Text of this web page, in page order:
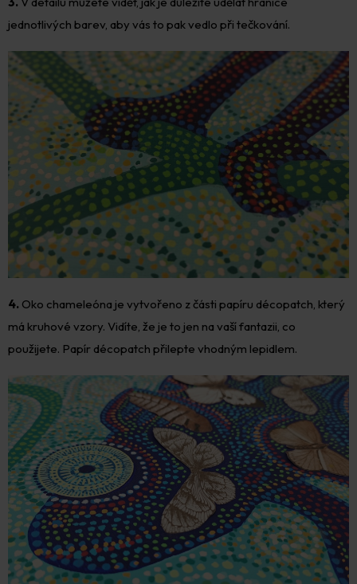
jednotlivých barev, aby vás to pak vedlo při tečkování.
4. Oko chameleóna je vytvořeno z části papíru décopatch, který
má kruhové vzory. Vidíte, že je to jen na vaší fantazii, co
použijete. Papír décopatch přilepte vhodným lepidlem.